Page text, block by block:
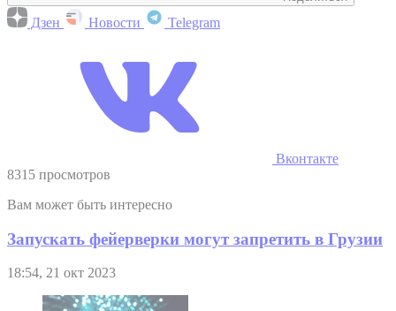
Дзен Новости Telegram
Вконтакте
8315 просмотров
Вам может быть интересно
Запускать фейерверки могут запретить в Грузии
18:54, 21 окт 2023